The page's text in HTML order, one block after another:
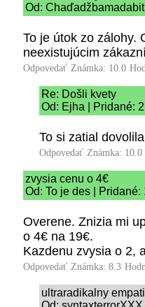
Od:
To je útok zo zálohy.
neexistujúcim
Odpovedať Známka: 10.0
Re: Došli kvety
Od: Ejha | Pridané:
To si zatial
Odpovedať Známka: 10.0
zvysia cenu o 4€
Od: To je des | Pridané:
Overene. Znizia mi
o 4€ na 19€.
Kazdenu zvysia o 2,
Odpovedať Známka: 8.3
ultraradikalny